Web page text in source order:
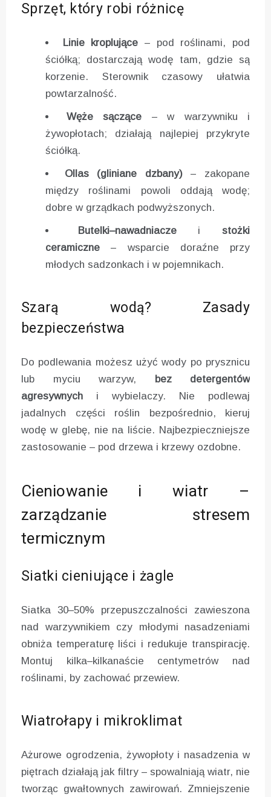
Sprzęt, który robi różnicę
Linie kroplujące – pod roślinami, pod
ściółką; dostarczają wodę tam, gdzie są
korzenie. Sterownik czasowy ułatwia
powtarzalność.
Węże sączące – w warzywniku i
żywopłotach; działają najlepiej przykryte
ściółką.
Ollas (gliniane dzbany)– zakopane
między roślinami powoli oddają wodę;
dobre w grządkach podwyższonych.
Butelki–nawadniaczeistożki
ceramiczne – wsparcie doraźne przy
młodych sadzonkach i w pojemnikach.
Szarą wodą? Zasady
bezpieczeństwa
Do podlewania możesz użyć wody po prysznicu
lub myciu warzyw, bez detergentów
agresywnych i wybielaczy. Nie podlewaj
jadalnych części roślin bezpośrednio, kieruj
wodę w glebę, nie na liście. Najbezpieczniejsze
zastosowanie – pod drzewa i krzewy ozdobne.
Cieniowanie i wiatr –
zarządzanie stresem
termicznym
Siatki cieniujące i żagle
Siatka 30–50% przepuszczalności zawieszona
nad warzywnikiem czy młodymi nasadzeniami
obniża temperaturę liści i redukuje transpirację.
Montuj kilka–kilkanaście centymetrów nad
roślinami, by zachować przewiew.
Wiatrołapy i mikroklimat
Ażurowe ogrodzenia, żywopłoty i nasadzenia w
piętrach działają jak filtry – spowalniają wiatr, nie
tworząc gwałtownych zawirowań. Zmniejszenie